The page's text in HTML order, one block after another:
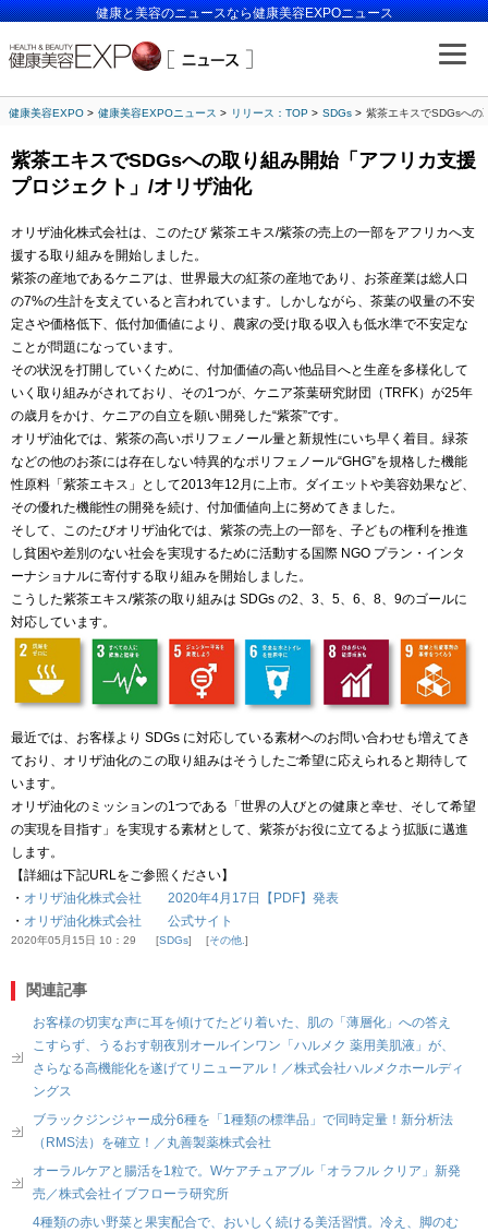
健康と美容のニュースなら健康美容EXPOニュース
健康美容EXPO 健康美容EXPOニュース リリース：TOP SDGs 紫茶エキスでSDGsへの
紫茶エキスでSDGsへの取り組み開始「アフリカ支援
プロジェクト」/オリザ油化
オリザ油化株式会社は、このたび 紫茶エキス/紫茶の売上の一部をアフリカへ支
援する取り組みを開始しました。
紫茶の産地であるケニアは、世界最大の紅茶の産地であり、お茶産業は総人口
の7%の生計を支えていると言われています。しかしながら、茶葉の収量の不安
定さや価格低下、低付加価値により、農家の受け取る収入も低水準で不安定な
ことが問題になっています。
その状況を打開していくために、付加価値の高い他品目へと生産を多様化して
いく取り組みがされており、その1つが、ケニア茶葉研究財団（TRFK）が25年
の歳月をかけ、ケニアの自立を願い開発した“紫茶”です。
オリザ油化では、紫茶の高いポリフェノール量と新規性にいち早く着目。緑茶
などの他のお茶には存在しない特異的なポリフェノール“GHG”を規格した機能
性原料「紫茶エキス」として2013年12月に上市。ダイエットや美容効果など、
その優れた機能性の開発を続け、付加価値向上に努めてきました。
そして、このたびオリザ油化では、紫茶の売上の一部を、子どもの権利を推進
し貧困や差別のない社会を実現するために活動する国際 NGO プラン・インタ
ーナショナルに寄付する取り組みを開始しました。
こうした紫茶エキス/紫茶の取り組みは SDGs の2、3、5、6、8、9のゴールに
対応しています。
最近では、お客様より SDGs に対応している素材へのお問い合わせも増えてき
ており、オリザ油化のこの取り組みはそうしたご希望に応えられると期待して
います。
オリザ油化のミッションの1つである「世界の人びとの健康と幸せ、そして希望
の実現を目指す」を実現する素材として、紫茶がお役に立てるよう拡販に邁進
します。
【詳細は下記URLをご参照ください】
・ オリザ油化株式会社 2020年4月17日【PDF】発表
・ オリザ油化株式会社 公式サイト
2020年05月15日 10：29 SDGs その他.
関連記事
お客様の切実な声に耳を傾けてたどり着いた、肌の「薄層化」への答え
こすらず、うるおす朝夜別オールインワン「ハルメク 薬用美肌液」が、
さらなる高機能化を遂げてリニューアル！／株式会社ハルメクホールディ
ングス
ブラックジンジャー成分6種を「1種類の標準品」で同時定量！新分析法
（RMS法）を確立！／丸善製薬株式会社
オーラルケアと腸活を1粒で。Wケアチュアブル「オラフル クリア」新発
売／株式会社イブフローラ研究所
4種類の赤い野菜と果実配合で、おいしく続ける美活習慣。冷え、脚のむ